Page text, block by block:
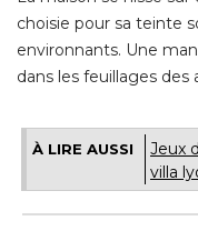
choisie pour sa teinte
environnants. Une
dans les feuillages des
À LIRE AUSSI
Jeux
villa